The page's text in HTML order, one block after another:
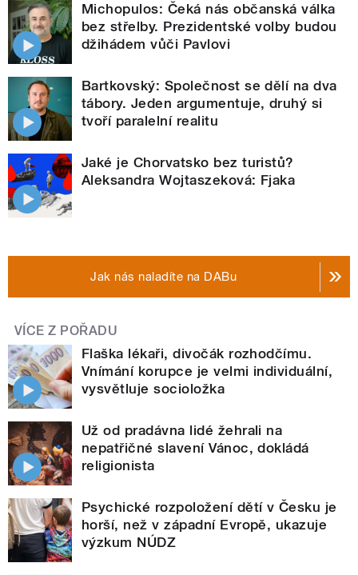
Michopulos: Čeká nás občanská válka
bez střelby. Prezidentské volby budou
džihádem vůči Pavlovi
Bartkovský: Společnost se dělí na dva
tábory. Jeden argumentuje, druhý si
tvoří paralelní realitu
Jaké je Chorvatsko bez turistů?
Aleksandra Wojtaszeková: Fjaka
Jak nás naladíte na DABu
VÍCE Z POŘADU
Flaška lékaři, divočák rozhodčímu.
Vnímání korupce je velmi individuální,
vysvětluje socioložka
Už od pradávna lidé žehrali na
nepatřičné slavení Vánoc, dokládá
religionista
Psychické rozpoložení dětí v Česku je
horší, než v západní Evropě, ukazuje
výzkum NÚDZ